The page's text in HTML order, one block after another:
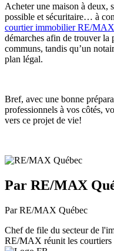
Acheter une maison à deux,
possible et sécuritaire… à
courtier immobilier RE/MAX
démarches afin de trouver la
communs, tandis qu’un
plan légal.
Bref, avec une bonne
professionnels à vos côtés,
vers ce projet de vie!
Par RE/MAX
Par RE/MAX Québec
Chef de file du secteur de
RE/MAX réunit les courtiers